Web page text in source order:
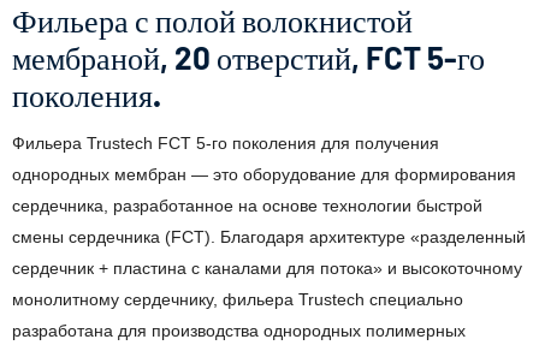
Фильера с полой волокнистой
мембраной, 20 отверстий, FCT 5-го
поколения.
Фильера Trustech FCT 5-го поколения для получения
однородных мембран — это оборудование для формирования
сердечника, разработанное на основе технологии быстрой
смены сердечника (FCT). Благодаря архитектуре «разделенный
сердечник + пластина с каналами для потока» и высокоточному
монолитному сердечнику, фильера Trustech специально
разработана для производства однородных полимерных